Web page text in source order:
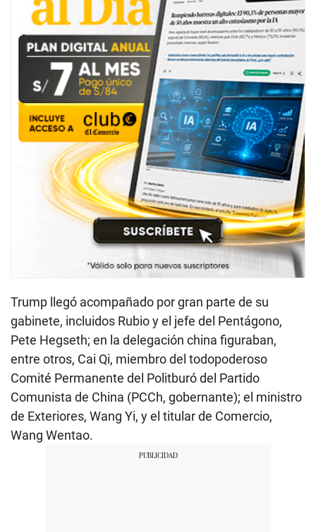
Trump llegó acompañado por gran parte de su
gabinete, incluidos Rubio y el jefe del Pentágono,
Pete Hegseth; en la delegación china figuraban,
entre otros, Cai Qi, miembro del todopoderoso
Comité Permanente del Politburó del Partido
Comunista de China (PCCh, gobernante); el ministro
de Exteriores, Wang Yi, y el titular de Comercio,
Wang Wentao.